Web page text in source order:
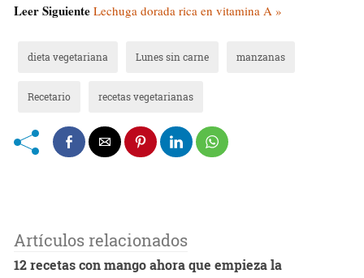
Leer Siguiente Lechuga dorada rica en vitamina A »
dieta vegetariana Lunes sin carne manzanas
Recetario recetas vegetarianas
Artículos relacionados
12 recetas con mango ahora que empieza la